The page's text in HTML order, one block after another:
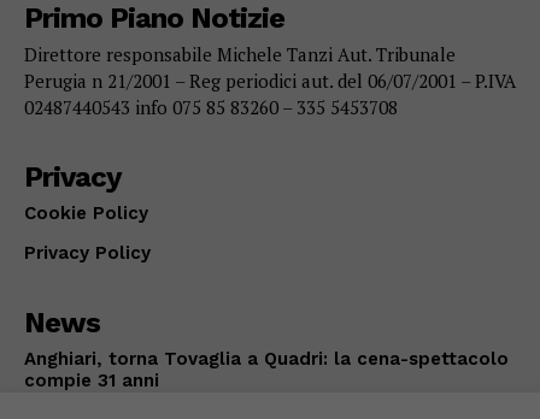
Primo Piano Notizie
Direttore responsabile Michele Tanzi Aut. Tribunale
Perugia n 21/2001 – Reg periodici aut. del 06/07/2001 – P.IVA
02487440543 info 075 85 83260 – 335 5453708
Privacy
Cookie Policy
Privacy Policy
News
Anghiari, torna Tovaglia a Quadri: la cena-spettacolo
compie 31 anni